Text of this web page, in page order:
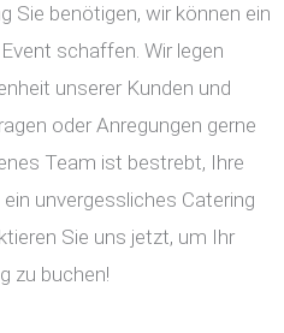
Sie benötigen, wir können ein
schaffen. Wir legen
unserer Kunden und
oder Anregungen gerne
Team ist bestrebt, Ihre
unvergessliches Catering
Sie uns jetzt, um Ihr
zu buchen!